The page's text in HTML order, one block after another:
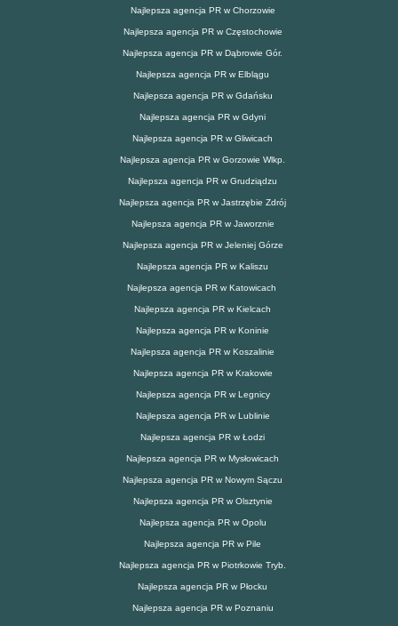
Najlepsza agencja PR w Chorzowie
Najlepsza agencja PR w Częstochowie
Najlepsza agencja PR w Dąbrowie Gór.
Najlepsza agencja PR w Elblągu
Najlepsza agencja PR w Gdańsku
Najlepsza agencja PR w Gdyni
Najlepsza agencja PR w Gliwicach
Najlepsza agencja PR w Gorzowie Wlkp.
Najlepsza agencja PR w Grudziądzu
Najlepsza agencja PR w Jastrzębie Zdrój
Najlepsza agencja PR w Jaworznie
Najlepsza agencja PR w Jeleniej Górze
Najlepsza agencja PR w Kaliszu
Najlepsza agencja PR w Katowicach
Najlepsza agencja PR w Kielcach
Najlepsza agencja PR w Koninie
Najlepsza agencja PR w Koszalinie
Najlepsza agencja PR w Krakowie
Najlepsza agencja PR w Legnicy
Najlepsza agencja PR w Lublinie
Najlepsza agencja PR w Łodzi
Najlepsza agencja PR w Mysłowicach
Najlepsza agencja PR w Nowym Sączu
Najlepsza agencja PR w Olsztynie
Najlepsza agencja PR w Opolu
Najlepsza agencja PR w Pile
Najlepsza agencja PR w Piotrkowie Tryb.
Najlepsza agencja PR w Płocku
Najlepsza agencja PR w Poznaniu